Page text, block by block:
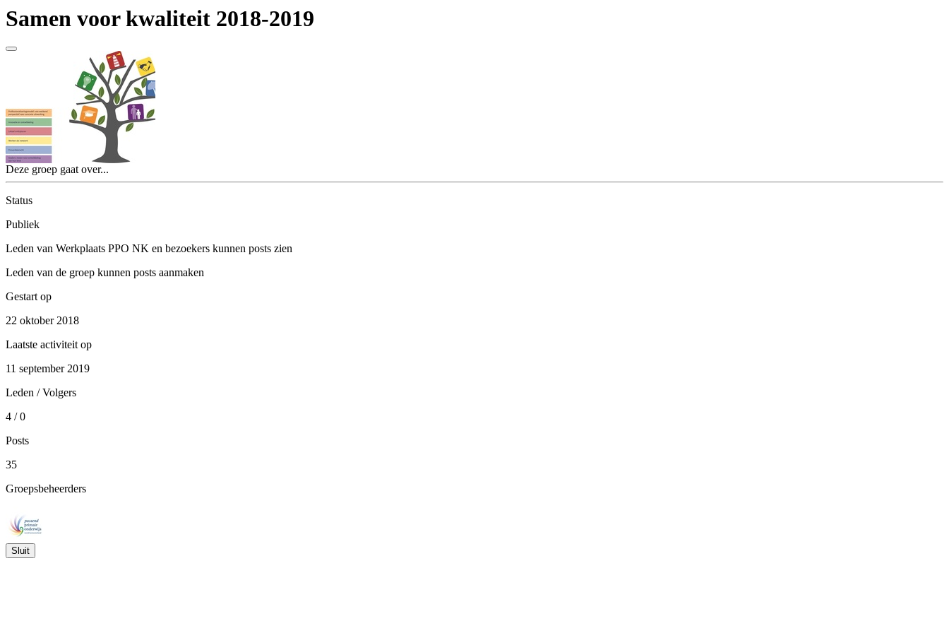
Samen voor kwaliteit 2018-2019
Deze groep gaat over...
Status
Publiek
Leden van Werkplaats PPO NK en bezoekers kunnen posts zien
Leden van de groep kunnen posts aanmaken
Gestart op
22 oktober 2018
Laatste activiteit op
11 september 2019
Leden / Volgers
4 / 0
Posts
35
Groepsbeheerders
Sluit